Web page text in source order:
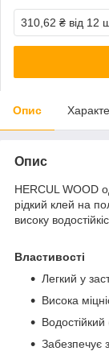
310,62 ₴ від 12
Опис
Опис
HERCUL WOOD
рідкий клей на
високу
Властивості
Легкий у
Висока
Забезпечує